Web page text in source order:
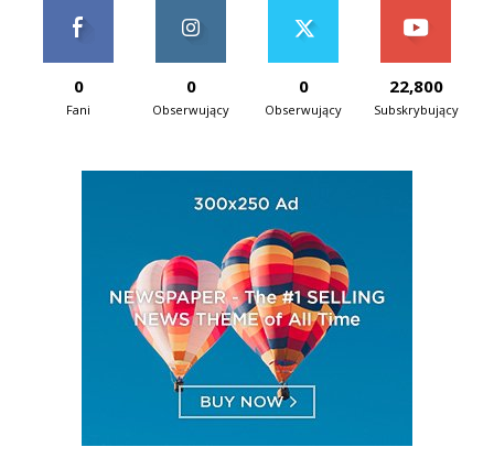
0
Fani
0
Obserwujący
0
Obserwujący
22,800
Subskrybujący